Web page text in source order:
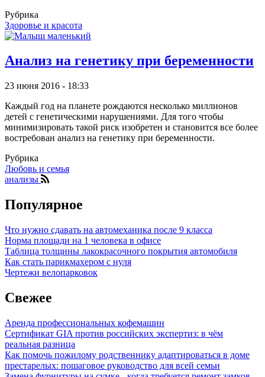
Рубрика
Здоровье и красота
Анализ на генетику при беременности
23 июня 2016 - 18:33
Каждый год на планете рождаются несколько миллионов
детей с генетическими нарушениями. Для того чтобы
минимизировать такой риск изобретен и становится все более
востребован анализ на генетику при беременности.
Рубрика
Любовь и семья
анализы
Популярное
Что нужно сдавать на автомеханика после 9 класса
Норма площади на 1 человека в офисе
Таблица толщины лакокрасочного покрытия автомобиля
Как стать парикмахером с нуля
Чертежи велопарковок
Свежее
Аренда профессиональных кофемашин
Сертификат GIA против российских экспертиз: в чём
реальная разница
Как помочь пожилому родственнику адаптироваться в доме
престарелых: пошаговое руководство для всей семьи